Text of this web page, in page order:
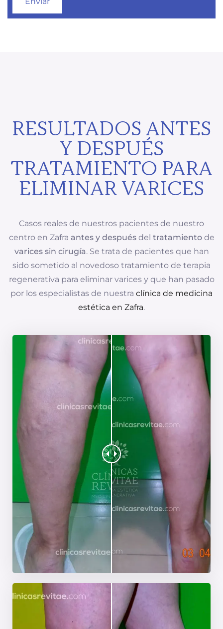
RESULTADOS ANTES
Y DESPUÉS
TRATAMIENTO PARA
ELIMINAR VARICES
Casos reales de nuestros pacientes de nuestro
centro en Zafra antes y despuésdel tratamientode
varices sin cirugía. Se trata de pacientes que han
sido sometido al novedoso tratamiento de terapia
regenerativa para eliminar varices y que han pasado
por los especialistas de nuestra clínica de medicina
estética en Zafra.